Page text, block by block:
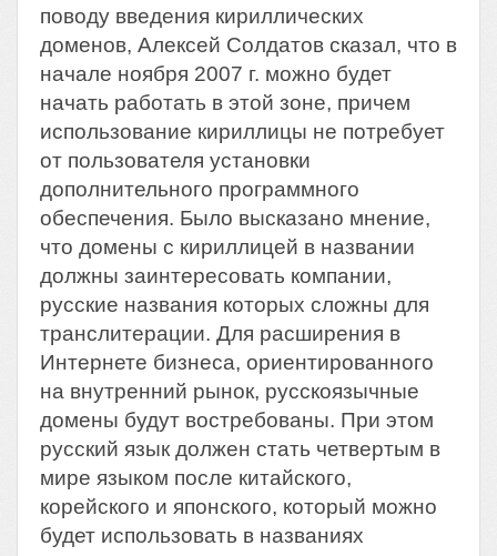
поводу введения кириллических
доменов, Алексей Солдатов сказал, что в
начале ноября 2007 г. можно будет
начать работать в этой зоне, причем
использование кириллицы не потребует
от пользователя установки
дополнительного программного
обеспечения. Было высказано мнение,
что домены с кириллицей в названии
должны заинтересовать компании,
русские названия которых сложны для
транслитерации. Для расширения в
Интернете бизнеса, ориентированного
на внутренний рынок, русскоязычные
домены будут востребованы. При этом
русский язык должен стать четвертым в
мире языком после китайского,
корейского и японского, который можно
будет использовать в названиях